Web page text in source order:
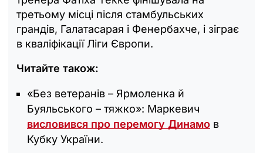
третьому місці після стамбульських
грандів, Галатасарая і Фенербахче, і зіграє
в кваліфікації Ліги Європи.
Читайте також:
«Без ветеранів – Ярмоленка й
Буяльського – тяжко»: Маркевич
висловився про перемогу Динамо в
Кубку України.